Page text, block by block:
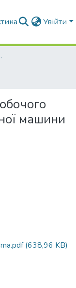
Увійти
машини
(638,96 KB)